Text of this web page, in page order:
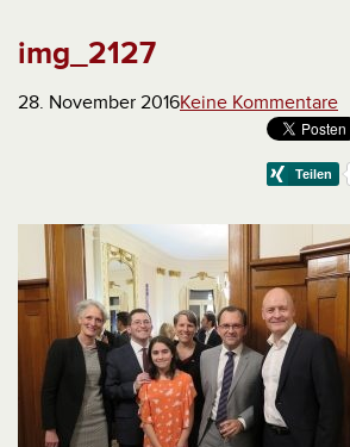
img_2127
28. November 2016Keine Kommentare